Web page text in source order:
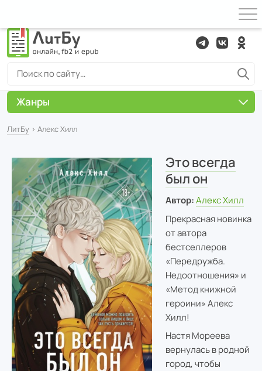
ЛитБу › Алекс Хилл
Это всегда
был он
Автор: Алекс Хилл
Прекрасная новинка
от автора
бестселлеров
«Передружба.
Недоотношения» и
«Метод книжной
героини» Алекс
Хилл!
Настя Мореева
вернулась в родной
город, чтобы
Жанры